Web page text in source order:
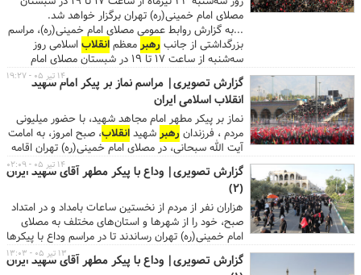
مصلای امام خمینی(ره) تهران برگزار خواهد شد.
...به گزارش روابط عمومی مصلای امام خمینی(ره)، مراسم
بزرگداشتی از جانبرهبرمعظمانقلاباسلامی روز
سه‌شنبه از ساعت ۱۷ تا ۱۹ در شبستان مصلای امام
خمینی(ره) تهران برگزار خواهد شد. دفتر مقام معظم
رهبری در اطلاعیه‌ای از برگزاری مراسم بزرگداشت قائد
شهید امت در تهران از سوی
خبر داد. اطلاعیه به شرح زیر است: با سلام و صلوات به
پیشگاه حضرت ولی عصر(عج)، تسلیت ایام سوگواری
حضرت اباعبدالله الحسین(ع) و یاران باوفای ایشان،
تعزیت مجدد به مناسبت شهادت قائد عظیم‌ألشان
انقلاباسلامی حضرت آیت‌الله‌العظمی سیدعلی حسینی
خامنه‌ای(قَدَّسَ اللهُ نفسَهُ الزَّکیة) و اعضای خانواده عزیز
ایشان و همچنین با خضوع و خشوع در برابر عظمت و
شکوه تاریخی ملت مبعوث شده در بدرقه آقای شهید
ایران، به اطلاع دلدادگان امام مجاهد شهید می رساند،
مراسم بزرگداشتی از جانبرهبرمعظمانقلاباسلامی
حضرت آیت‌الله سید مجتبی حسینی خامنه ای(مُدَّ ظلُّهُ
گزارش تصویری| مراسم نماز بر پیکر امام شهید
انقلاب اسلامی ایران
نماز بر پیکر مطهر امام مجاهد شهید، با حضور میلیونی
مردم ، فرزندانرهبرشهیدانقلاب، صبح امروز، به امامت
آیت الله سبحانی، در مصلای امام خمینی(ره) تهران اقامه
شد.
۱۴ تیر ۰۵ - ۱۹:۲۷
گزارش تصویری| وداع با پیکر مطهر آقای شهید ایران
(2)
هزاران نفر از مردم از نخستین ساعات بامداد و در امتداد
صبح، خود را از شهرها و استان‌های مختلف به مصلای
امام خمینی(ره) تهران رساندند تا در مراسم وداع با پیکرها
حضور یابند. اجتماع اقوام گوناگون ایرانی، حضور
خانواده‌ها، استقرار گسترده نیروهای امدادی و خدماتی،
۱۴ تیر ۰۵ - ۰۲:۰۹
گزارش تصویری| وداع با پیکر مطهر آقای شهید ایران
۱۳ تیر ۰۵ - ۱۳:۰۳